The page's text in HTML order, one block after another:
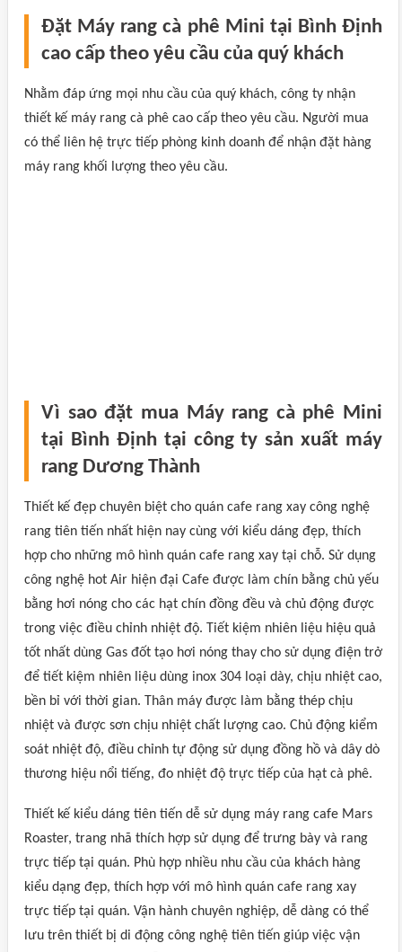
Đặt Máy rang cà phê Mini tại Bình Định
cao cấp theo yêu cầu của quý khách
Nhằm đáp ứng mọi nhu cầu của quý khách, công ty nhận
thiết kế máy rang cà phê cao cấp theo yêu cầu. Người mua
có thể liên hệ trực tiếp phòng kinh doanh để nhận đặt hàng
máy rang khối lượng theo yêu cầu.
Vì sao đặt mua Máy rang cà phê Mini
tại Bình Định tại công ty sản xuất máy
rang Dương Thành
Thiết kế đẹp chuyên biệt cho quán cafe rang xay công nghệ
rang tiên tiến nhất hiện nay cùng với kiểu dáng đẹp, thích
hợp cho những mô hình quán cafe rang xay tại chỗ. Sử dụng
công nghệ hot Air hiện đại Cafe được làm chín bằng chủ yếu
bằng hơi nóng cho các hạt chín đồng đều và chủ động được
trong việc điều chỉnh nhiệt độ. Tiết kiệm nhiên liệu hiệu quả
tốt nhất dùng Gas đốt tạo hơi nóng thay cho sử dụng điện trở
để tiết kiệm nhiên liệu dùng inox 304 loại dày, chịu nhiệt cao,
bền bỉ với thời gian. Thân máy được làm bằng thép chịu
nhiệt và được sơn chịu nhiệt chất lượng cao. Chủ động kiểm
soát nhiệt độ, điều chỉnh tự động sử dụng đồng hồ và dây dò
thương hiệu nổi tiếng, đo nhiệt độ trực tiếp của hạt cà phê.
Thiết kế kiểu dáng tiên tiến dễ sử dụng máy rang cafe Mars
Roaster, trang nhã thích hợp sử dụng để trưng bày và rang
trực tiếp tại quán. Phù hợp nhiều nhu cầu của khách hàng
kiểu dạng đẹp, thích hợp với mô hình quán cafe rang xay
trực tiếp tại quán. Vận hành chuyên nghiệp, dễ dàng có thể
lưu trên thiết bị di động công nghệ tiên tiến giúp việc vận